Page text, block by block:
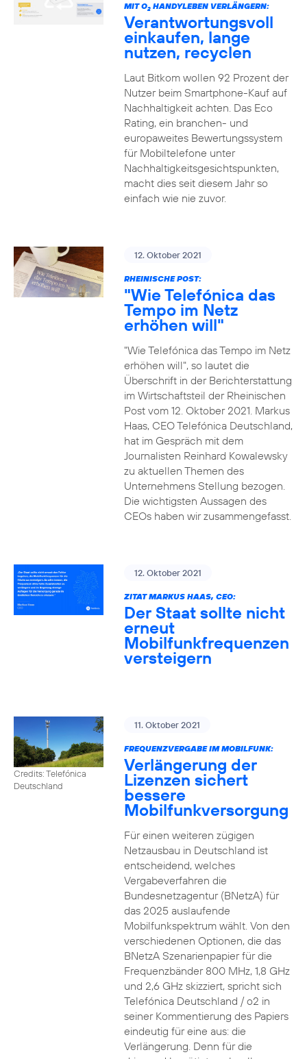
MIT O2HANDYLEBEN VERLÄNGERN:
Verantwortungsvoll
einkaufen, lange
nutzen, recyclen
Laut Bitkom wollen 92 Prozent der
Nutzer beim Smartphone-Kauf auf
Nachhaltigkeit achten. Das Eco
Rating, ein branchen- und
europaweites Bewertungssystem
für Mobiltelefone unter
Nachhaltigkeitsgesichtspunkten,
macht dies seit diesem Jahr so
einfach wie nie zuvor.
12. Oktober 2021
RHEINISCHE POST:
"Wie Telefónica das
Tempo im Netz
erhöhen will"
"Wie Telefónica das Tempo im Netz
erhöhen will", so lautet die
Überschrift in der Berichterstattung
im Wirtschaftsteil der Rheinischen
Post vom 12. Oktober 2021. Markus
Haas, CEO Telefónica Deutschland,
hat im Gespräch mit dem
Journalisten Reinhard Kowalewsky
zu aktuellen Themen des
Unternehmens Stellung bezogen.
Die wichtigsten Aussagen des
CEOs haben wir zusammengefasst.
12. Oktober 2021
ZITAT MARKUS HAAS, CEO:
Der Staat sollte nicht
erneut
Mobilfunkfrequenzen
versteigern
Credits: Telefónica
Deutschland
11. Oktober 2021
FREQUENZVERGABE IM MOBILFUNK:
Verlängerung der
Lizenzen sichert
bessere
Mobilfunkversorgung
Für einen weiteren zügigen
Netzausbau in Deutschland ist
entscheidend, welches
Vergabeverfahren die
Bundesnetzagentur (BNetzA) für
das 2025 auslaufende
Mobilfunkspektrum wählt. Von den
verschiedenen Optionen, die das
BNetzA Szenarienpapier für die
Frequenzbänder 800 MHz, 1,8 GHz
und 2,6 GHz skizziert, spricht sich
Telefónica Deutschland / o2 in
seiner Kommentierung des Papiers
eindeutig für eine aus: die
Verlängerung. Denn für die